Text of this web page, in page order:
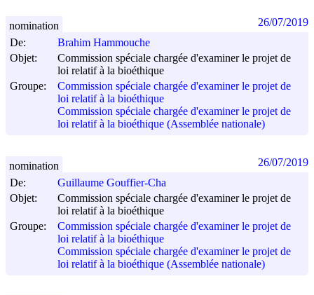
De:
Brahim Hammouche
Objet:
Commission spéciale chargée d'examiner le projet de
loi relatif à la bioéthique
Groupe:
Commission spéciale chargée d'examiner le projet de
loi relatif à la bioéthique
Commission spéciale chargée d'examiner le projet de
loi relatif à la bioéthique (Assemblée nationale)
nomination 26/07/2019
De:
Guillaume Gouffier-Cha
Objet:
Commission spéciale chargée d'examiner le projet de
loi relatif à la bioéthique
Groupe:
Commission spéciale chargée d'examiner le projet de
loi relatif à la bioéthique
Commission spéciale chargée d'examiner le projet de
loi relatif à la bioéthique (Assemblée nationale)
nomination 26/07/2019